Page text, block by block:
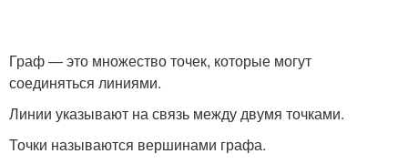
Граф — это множество точек, которые могут
соединяться линиями.
Линии указывают на связь между двумя точками.
Точки называются вершинами графа.